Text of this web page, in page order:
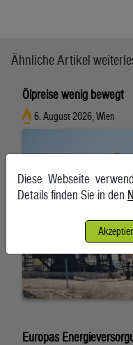
Ähnliche Artikel
Ölpreise wenig bewegt
6. August 2026, Wien
Europas
Diese Webseite
Details finden Sie in den